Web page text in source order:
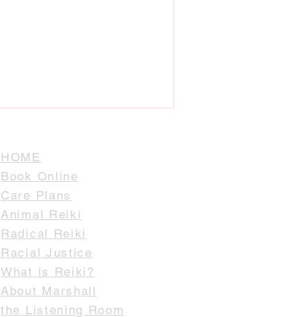
HOME
Book Online
Care Plans
Animal Reiki
Radical Reiki
Racial Justice
What is Reiki?
About Marshall
the Listening Room